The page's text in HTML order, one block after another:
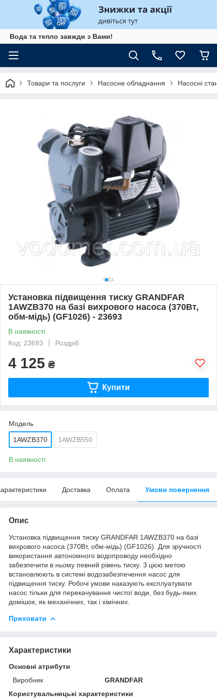
Вода та тепло завжди з Вами!
Товари та послуги Насосне обладнання Насосні
Установка підвищення тиску GRANDFAR
1AWZB370 на базі вихрового насоса (370Вт,
обм-мідь) (GF1026) - 23693
В наявності
Код: 23693
Роздріб
4 125 ₴
Купити
Мoдель
1AWZB370 1AWZB550
В наявності
Доставка Оплата Умови повернення
Опис
Установка підвищення тиску GRANDFAR 1AWZB370 на базі
вихрового насоса (370Вт, обм-мідь) (GF1026). Для зручності
використання автономного водопроводу необхідно
забезпечити в ньому певний рівень тиску. З цією метою
встановлюють в системі водозабезпечення насос для
підвищення тиску. Робочі умови наказують експлуатувати
насос тільки для перекачування чистої води, без будь-яких
домішок, як механічних, так і хімічних.
Приховати
Характеристики
Основні атрибути
Виробник
GRANDFAR
Користувальницькі характеристики